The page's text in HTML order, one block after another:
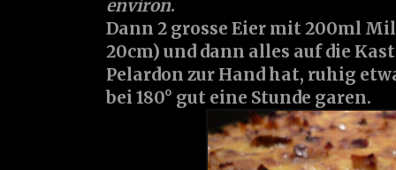
environ.
Dann 2 grosse Eier mit 200ml
20cm) und dann alles auf die
Pelardon zur Hand hat, ruhig
bei 180° gut eine Stunde garen.